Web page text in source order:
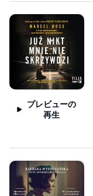
プレビューの
再生